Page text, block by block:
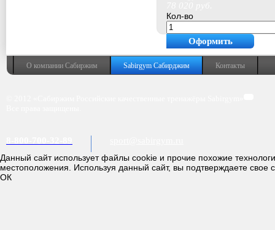
Кол-во
Оформить
покупку
О компании Сабиржим Sabirgym Сабирджим Контакты
Данный сайт использует файлы cookie и прочие похожие
местоположения. Используя данный сайт, вы подтверждаете свое
ОК